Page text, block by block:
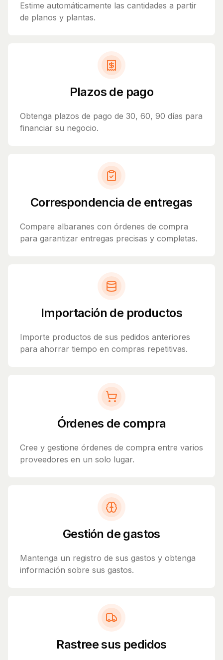
Estime automáticamente las cantidades a partir
de planos y plantas.
Plazos de pago
Obtenga plazos de pago de 30, 60, 90 días para
financiar su negocio.
Correspondencia de entregas
Compare albaranes con órdenes de compra
para garantizar entregas precisas y completas.
Importación de productos
Importe productos de sus pedidos anteriores
para ahorrar tiempo en compras repetitivas.
Órdenes de compra
Cree y gestione órdenes de compra entre varios
proveedores en un solo lugar.
Gestión de gastos
Mantenga un registro de sus gastos y obtenga
información sobre sus gastos.
Rastree sus pedidos